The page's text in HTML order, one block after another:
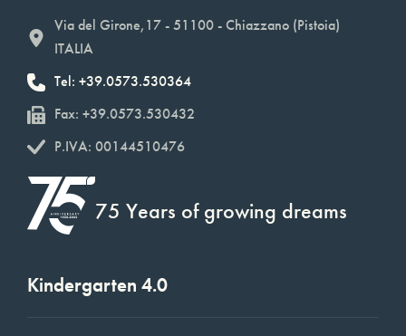
Via del Girone,17 - 51100 - Chiazzano (Pistoia)
ITALIA
Tel: +39.0573.530364
Fax: +39.0573.530432
P.IVA: 00144510476
75 Years of growing dreams
Kindergarten 4.0